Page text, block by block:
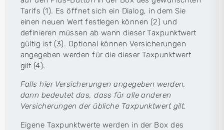
Tarifs (1). Es öffnet sich ein Dialog, in dem Sie
einen neuen Wert festlegen können (2) und
definieren müssen ab wann dieser Taxpunktwert
gültig ist (3). Optional können Versicherungen
angegeben werden für die dieser Taxpunktwert
gilt (4).
Falls hier Versicherungen angegeben werden,
dann bedeutet das, dass für alle anderen
Versicherungen der übliche Taxpunktwert gilt.
Eigene Taxpunktwerte werden in der Box des